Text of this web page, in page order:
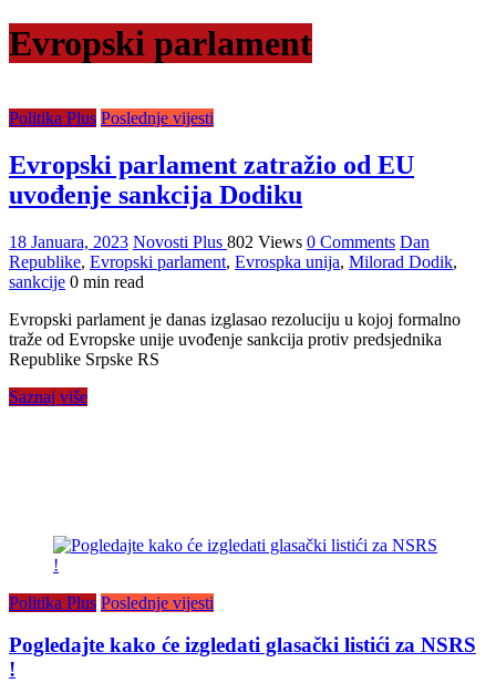
Evropski parlament
Politika Plus Poslednje vijesti
Evropski parlament zatražio od EU
uvođenje sankcija Dodiku
18 Januara, 2023 Novosti Plus 802 Views 0 Comments Dan
Republike, Evropski parlament, Evrospka unija, Milorad Dodik,
sankcije 0 min read
Evropski parlament je danas izglasao rezoluciju u kojoj formalno
traže od Evropske unije uvođenje sankcija protiv predsjednika
Republike Srpske RS
Saznaj više
Politika Plus Poslednje vijesti
Pogledajte kako će izgledati glasački listići za NSRS
!